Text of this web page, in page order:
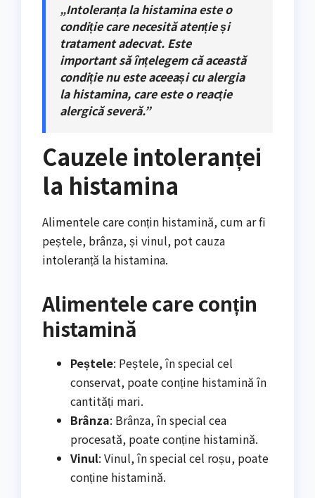
„Intoleranța la histamina este o
condiție care necesită atenție și
tratament adecvat. Este
important să înțelegem că această
condiție nu este aceeași cu alergia
la histamina, care este o reacție
alergică severă.”
Cauzele intoleranței
la histamina
Alimentele care conțin histamină, cum ar fi
peștele, brânza, și vinul, pot cauza
intoleranță la histamina.
Alimentele care conțin
histamină
Peștele: Peștele, în special cel
conservat, poate conține histamină în
cantități mari.
Brânza: Brânza, în special cea
procesată, poate conține histamină.
Vinul: Vinul, în special cel roșu, poate
conține histamină.